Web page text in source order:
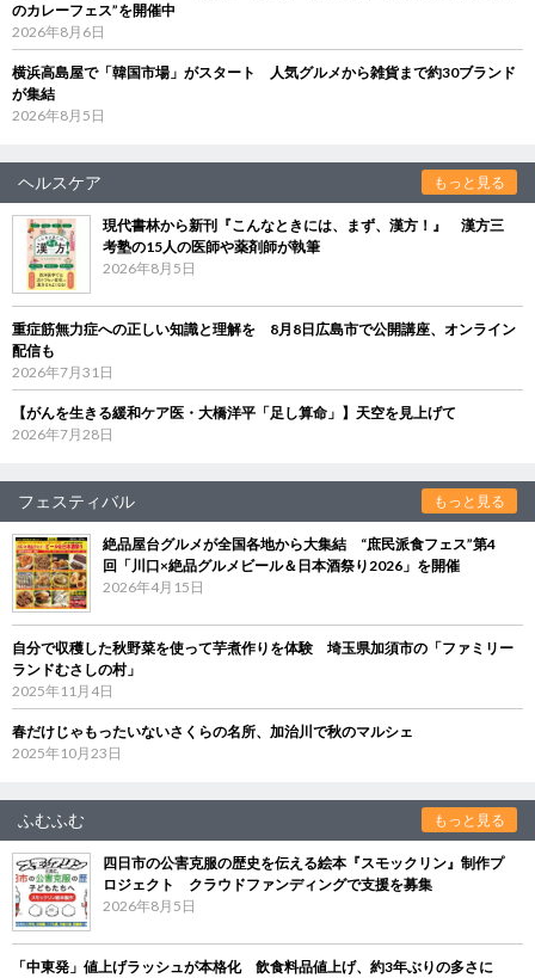
のカレーフェス”を開催中
2026年8月6日
横浜高島屋で「韓国市場」がスタート 人気グルメから雑貨まで約30ブランド
が集結
2026年8月5日
ヘルスケア もっと見る
現代書林から新刊『こんなときには、まず、漢方！』 漢方三
考塾の15人の医師や薬剤師が執筆
2026年8月5日
重症筋無力症への正しい知識と理解を 8月8日広島市で公開講座、オンライン
配信も
2026年7月31日
【がんを生きる緩和ケア医・大橋洋平「足し算命」】天空を見上げて
2026年7月28日
フェスティバル もっと見る
絶品屋台グルメが全国各地から大集結 “庶民派食フェス”第4
回「川口×絶品グルメビール＆日本酒祭り2026」を開催
2026年4月15日
自分で収穫した秋野菜を使って芋煮作りを体験 埼玉県加須市の「ファミリー
ランドむさしの村」
2025年11月4日
春だけじゃもったいないさくらの名所、加治川で秋のマルシェ
2025年10月23日
ふむふむ もっと見る
四日市の公害克服の歴史を伝える絵本『スモックリン』制作プ
ロジェクト クラウドファンディングで支援を募集
2026年8月5日
「中東発」値上げラッシュが本格化 飲食料品値上げ、約3年ぶりの多さに